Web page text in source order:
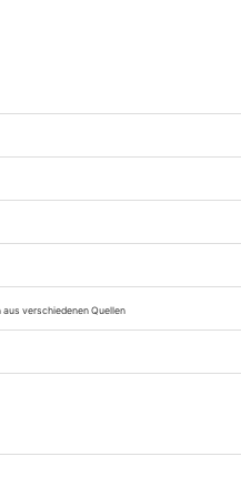
Lesegenuss auf
Theater heute
Sie können alle Vorteile
sofort nutzen
Digital-Abo testen